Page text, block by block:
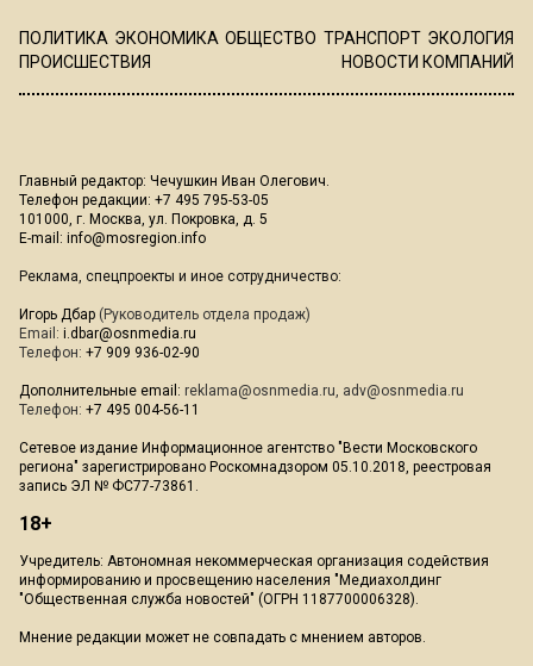
ПОЛИТИКА ЭКОНОМИКА ОБЩЕСТВО ТРАНСПОРТ ЭКОЛОГИЯ
ПРОИСШЕСТВИЯ
НОВОСТИ КОМПАНИЙ
Главный редактор: Чечушкин Иван Олегович.
Телефон редакции: +7 495 795-53-05
101000, г. Москва, ул. Покровка, д. 5
E-mail: info@mosregion.info
Реклама, спецпроекты и иное сотрудничество:
Игорь Дбар (Руководитель отдела продаж)
Email: i.dbar@osnmedia.ru
Телефон: +7 909 936-02-90
Дополнительные email: reklama@osnmedia.ru, adv@osnmedia.ru
Телефон: +7 495 004-56-11
Сетевое издание Информационное агентство "Вести Московского
региона" зарегистрировано Роскомнадзором 05.10.2018, реестровая
запись ЭЛ № ФС77-73861.
18+
Учредитель: Автономная некоммерческая организация содействия
информированию и просвещению населения "Медиахолдинг
"Общественная служба новостей" (ОГРН 1187700006328).
Мнение редакции может не совпадать с мнением авторов.